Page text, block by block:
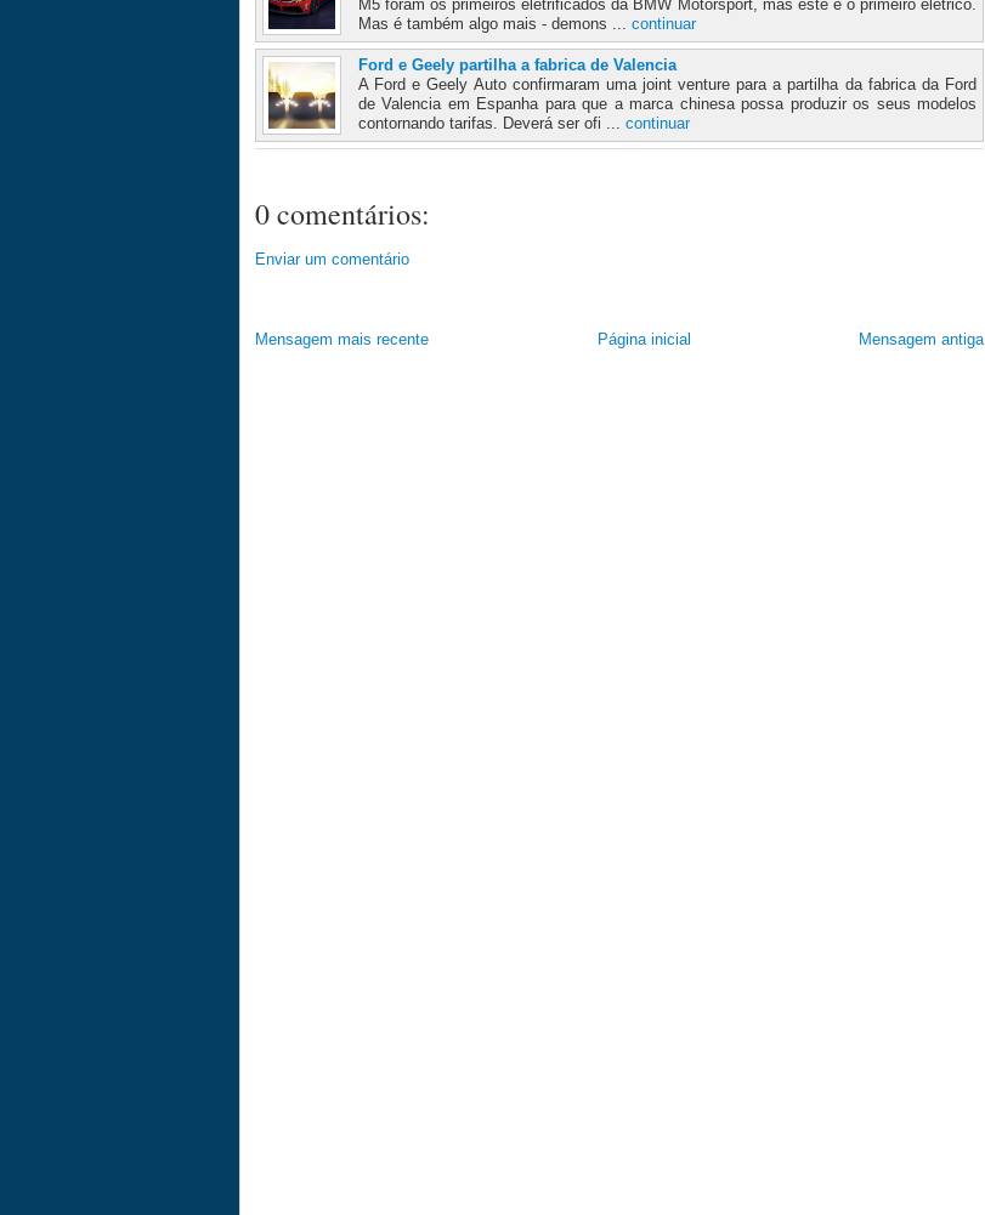
M5 foram os primeiros eletrificados da BMW Motorsport, mas este é o primeiro elétrico.
Mas é também algo mais - demons ... continuar
Ford e Geely partilha a fabrica de Valencia
A Ford e Geely Auto confirmaram uma joint venture para a partilha da fabrica da Ford
de Valencia em Espanha para que a marca chinesa possa produzir os seus modelos
contornando tarifas. Deverá ser ofi ... continuar
0 comentários:
Enviar um comentário
Mensagem mais recente Mensagem antiga
Página inicial